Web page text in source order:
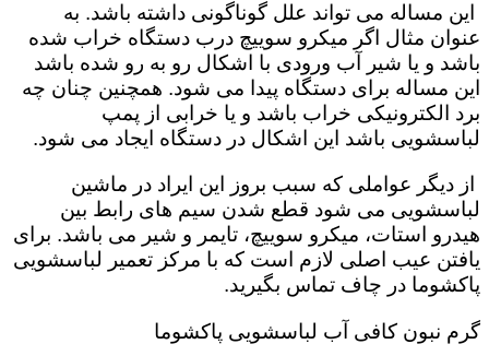
این مساله می تواند علل گوناگونی داشته باشد. به
عنوان مثال اگر میکرو سوییچ درب دستگاه خراب شده
باشد و یا شیر آب ورودی با اشکال رو به رو شده باشد
این مساله برای دستگاه پیدا می شود. همچنین چنان چه
برد الکترونیکی خراب باشد و یا خرابی از پمپ
لباسشویی باشد این اشکال در دستگاه ایجاد می شود.
از دیگر عواملی که سبب بروز این ایراد در ماشین
لباسشویی می شود قطع شدن سیم های رابط بین
هیدرو استات، میکرو سوییچ، تایمر و شیر می باشد. برای
یافتن عیب اصلی لازم است که با مرکز تعمیر لباسشویی
پاکشوما در چاف تماس بگیرید.
گرم نبون کافی آب لباسشویی پاکشوما